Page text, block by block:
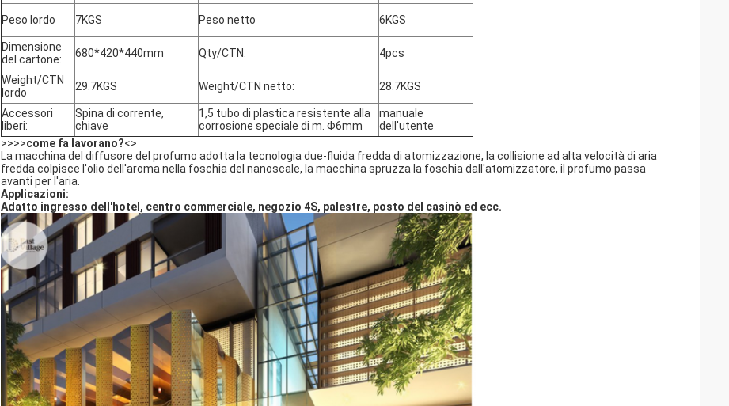
Peso lordo 7KGS Peso netto 6KGS
Dimensione
del cartone:
680*420*440mm Qty/CTN: 4pcs
Weight/CTN
lordo
29.7KGS Weight/CTN netto: 28.7KGS
Accessori
liberi:
Spina di corrente,
chiave
1,5 tubo di plastica resistente alla
corrosione speciale di m. Φ6mm
manuale
dell'utente
>>>>come fa lavorano?<>
La macchina del diffusore del profumo adotta la tecnologia due-fluida fredda di atomizzazione, la collisione ad alta velocità di aria
fredda colpisce l'olio dell'aroma nella foschia del nanoscale, la macchina spruzza la foschia dall'atomizzatore, il profumo passa
avanti per l'aria.
Applicazioni:
Adatto ingresso dell'hotel, centro commerciale, negozio 4S, palestre, posto del casinò ed ecc.